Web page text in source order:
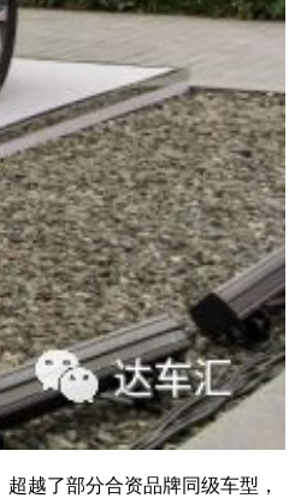
越了部分合资品牌同级车型，